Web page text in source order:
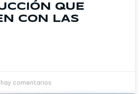
QUE
CON LAS
hay comentarios